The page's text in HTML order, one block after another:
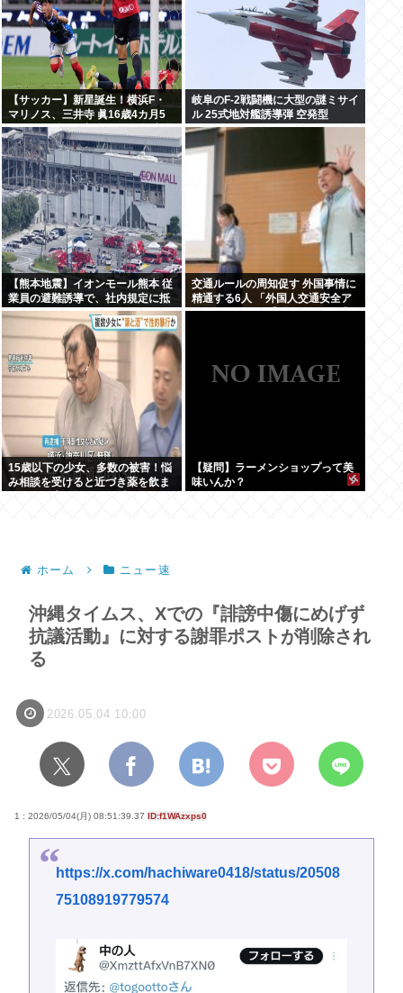
【サッカー】新星誕生！横浜F・
マリノス、三井寺 眞16歳4カ月5
日ゴール 全3得点絡む！ 今春 中学
を卒業したばかり
岐阜のF-2戦闘機に大型の謎ミサイ
ル 25式地対艦誘導弾 空発型
【熊本地震】イオンモール熊本 従
業員の避難誘導で、社内規定に抵
触か
交通ルールの周知促す 外国事情に
精通する6人 「外国人交通安全ア
ドバイザー」に委嘱 埼玉県警 「1
15歳以下の少女、多数の被害！悩
み相談を受けると近づき薬を飲ま
【疑問】ラーメンショップって美
味いんか？
ホーム ニュー速
沖縄タイムス、Xでの『誹謗中傷にめげず
抗議活動』に対する謝罪ポストが削除され
る
2026.05.04 10:00
1 : 2026/05/04(月) 08:51:39.37 ID:f1WAzxps0
https://x.com/hachiware0418/status/20508
75108919779574